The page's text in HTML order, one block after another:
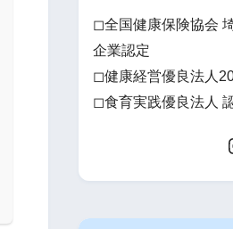
◻全国健康保険協会
企業認定
◻健康経営優良法人
◻食育実践優良法人